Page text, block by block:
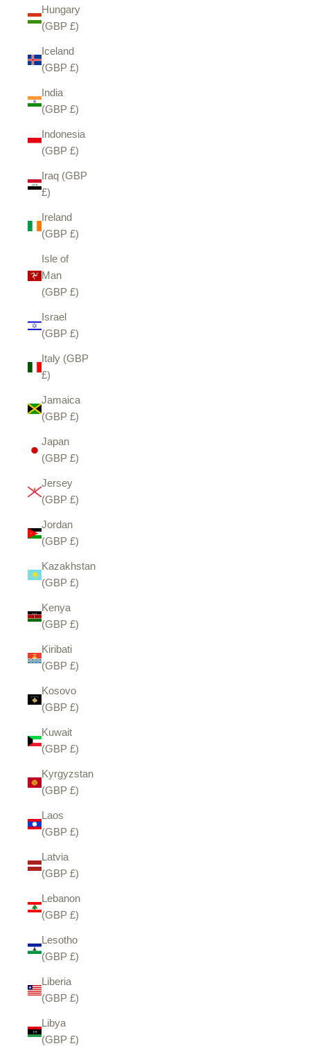
Hungary
(GBP £)
Iceland
(GBP £)
India
(GBP £)
Indonesia
(GBP £)
Iraq (GBP
£)
Ireland
(GBP £)
Isle of
Man
(GBP £)
Israel
(GBP £)
Italy (GBP
£)
Jamaica
(GBP £)
Japan
(GBP £)
Jersey
(GBP £)
Jordan
(GBP £)
Kazakhstan
(GBP £)
Kenya
(GBP £)
Kiribati
(GBP £)
Kosovo
(GBP £)
Kuwait
(GBP £)
Kyrgyzstan
(GBP £)
Laos
(GBP £)
Latvia
(GBP £)
Lebanon
(GBP £)
Lesotho
(GBP £)
Liberia
(GBP £)
Libya
(GBP £)